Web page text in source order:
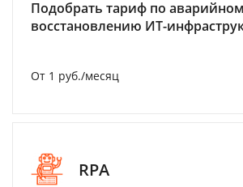
Подобрать тариф по
восстановлению ИТ-
От 1 руб./месяц
RPA